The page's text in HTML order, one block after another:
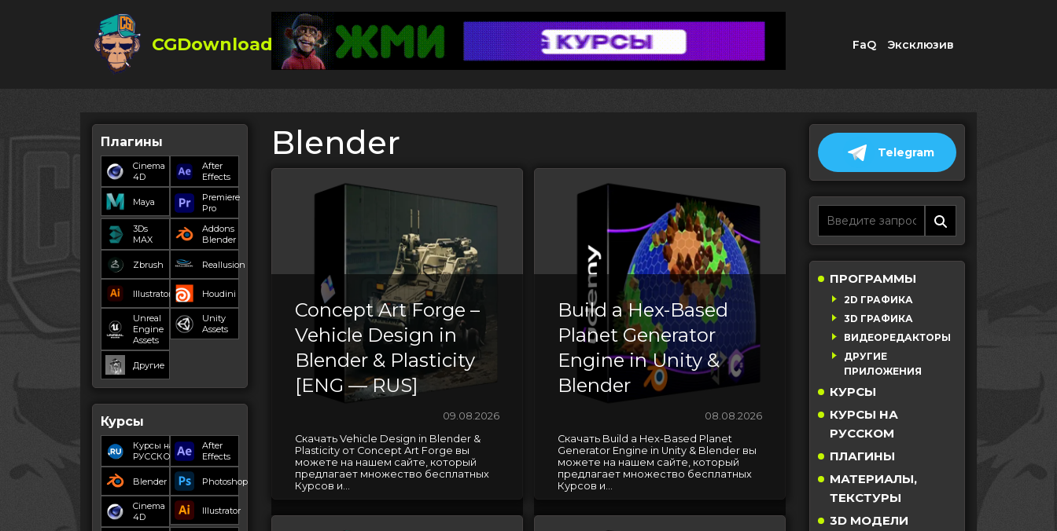
CGDownload FaQ Эксклюзив
Плагины
Cinema
4D
After
Effects
Maya
Premiere
Pro
3Ds
MAX
Addons
Blender
Zbrush Reallusion
Illustrator Houdini
Unreal
Engine
Assets
Unity
Assets
Другие
Курсы
Курсы на
РУССКОМ
After
Effects
Blender Photoshop
Cinema
4D
Illustrator
Blender
Concept Art Forge –
Vehicle Design in
Blender & Plasticity
[ENG — RUS]
09.08.2026
Скачать Vehicle Design in Blender &
Plasticity от Concept Art Forge вы
можете на нашем сайте, который
предлагает множество бесплатных
Курсов и...
Build a Hex-Based
Planet Generator
Engine in Unity &
Blender
08.08.2026
Скачать Build a Hex-Based Planet
Generator Engine in Unity & Blender вы
можете на нашем сайте, который
предлагает множество бесплатных
Курсов и...
Telegram
ПРОГРАММЫ
2D ГРАФИКА
3D ГРАФИКА
ВИДЕОРЕДАКТОРЫ
ДРУГИЕ
ПРИЛОЖЕНИЯ
КУРСЫ
КУРСЫ НА
РУССКОМ
ПЛАГИНЫ
МАТЕРИАЛЫ,
ТЕКСТУРЫ
3D МОДЕЛИ